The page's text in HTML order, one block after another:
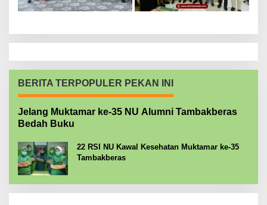
BERITA TERPOPULER PEKAN INI
Jelang Muktamar ke-35 NU Alumni Tambakberas
Bedah Buku
22 RSI NU Kawal Kesehatan Muktamar ke-35
Tambakberas